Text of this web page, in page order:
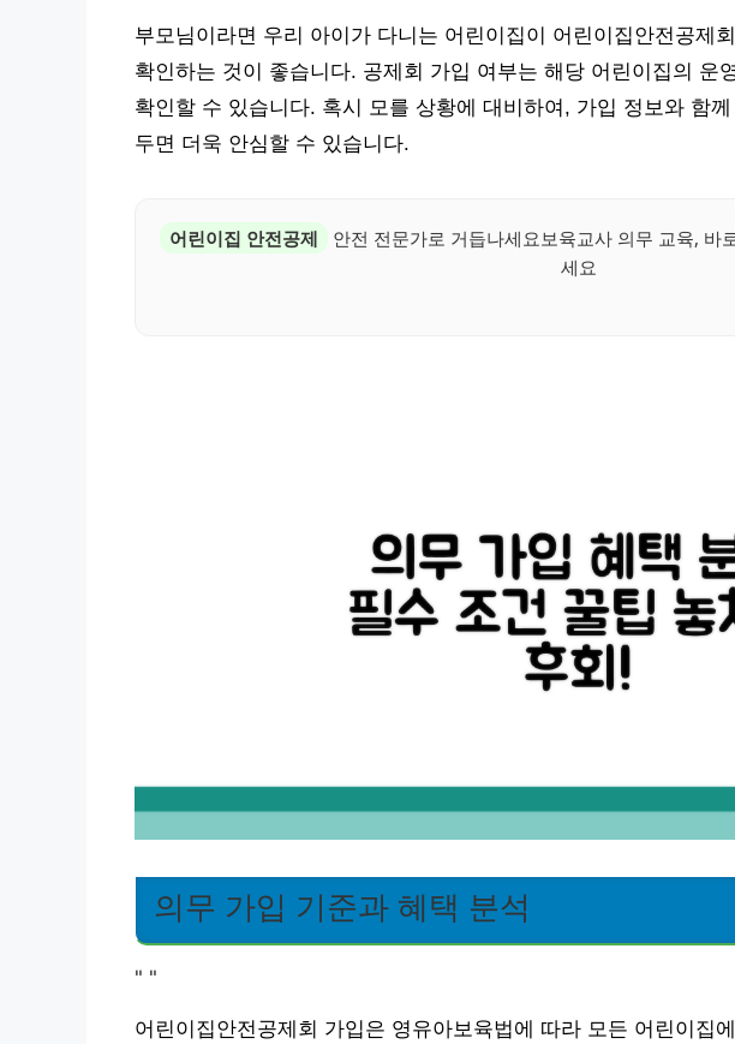
부모님이라면 우리 아이가 다니는 어린이집이 어린이집안전공제
확인하는 것이 좋습니다. 공제회 가입 여부는 해당 어린이집의 운
확인할 수 있습니다. 혹시 모를 상황에 대비하여, 가입 정보와 함
두면 더욱 안심할 수 있습니다.
어린이집 안전공제
안전 전문가로 거듭나세요보육교사 의무 교육, 바
세요
의무 가입 기준과 혜택 분석
" "
어린이집안전공제회 가입은 영유아보육법에 따라 모든 어린이집